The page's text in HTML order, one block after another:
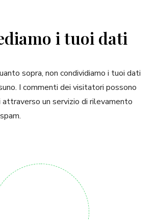
i tuoi dati
sopra, non condividiamo i tuoi dati
I commenti dei visitatori possono
un servizio di rilevamento